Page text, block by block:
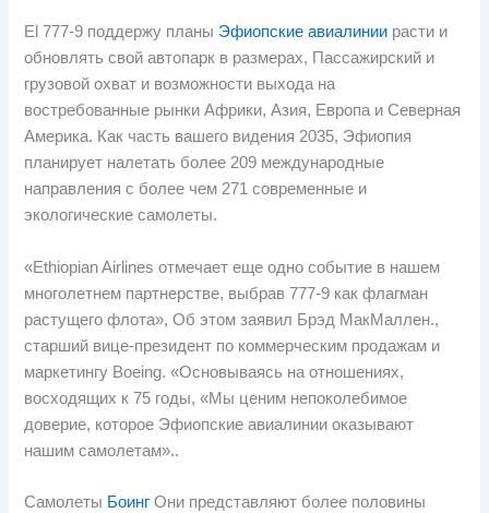
El 777-9 поддержу планы Эфиопские авиалинии расти и
обновлять свой автопарк в размерах, Пассажирский и
грузовой охват и возможности выхода на
востребованные рынки Африки, Азия, Европа и Северная
Америка. Как часть вашего видения 2035, Эфиопия
планирует налетать более 209 международные
направления с более чем 271 современные и
экологические самолеты.
«Ethiopian Airlines отмечает еще одно событие в нашем
многолетнем партнерстве, выбрав 777-9 как флагман
растущего флота», Об этом заявил Брэд МакМаллен.,
старший вице-президент по коммерческим продажам и
маркетингу Boeing. «Основываясь на отношениях,
восходящих к 75 годы, «Мы ценим непоколебимое
доверие, которое Эфиопские авиалинии оказывают
нашим самолетам»..
Самолеты Боинг Они представляют более половины